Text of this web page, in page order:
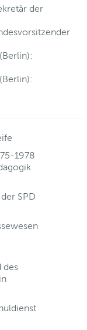
der
1978
SPD
des